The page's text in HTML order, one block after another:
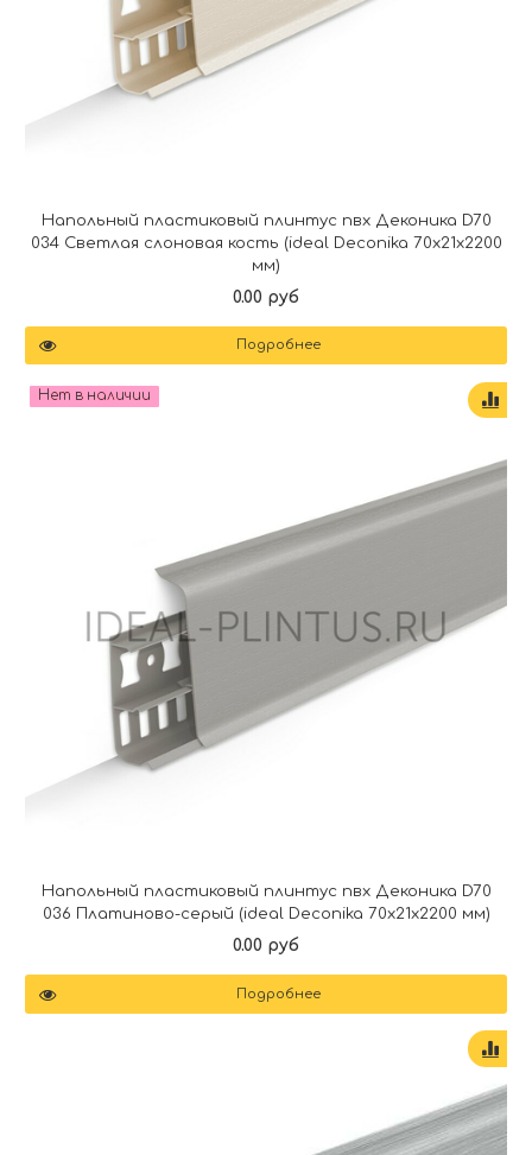
Напольный пластиковый плинтус пвх Деконика D70
034 Светлая слоновая кость (ideal Deconika 70х21х2200
мм)
0.00 руб
Подробнее
Нет в наличии
Напольный пластиковый плинтус пвх Деконика D70
036 Платиново-серый (ideal Deconika 70х21х2200 мм)
0.00 руб
Подробнее